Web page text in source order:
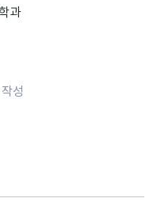
과
성